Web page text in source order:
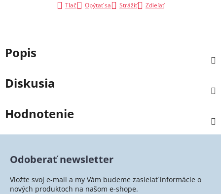
Tlač Opýtať sa Strážiť Zdieľať
Popis
Diskusia
Hodnotenie
Odoberať newsletter
Vložte svoj e-mail a my Vám budeme zasielať informácie o
nových produktoch na našom e-shope.